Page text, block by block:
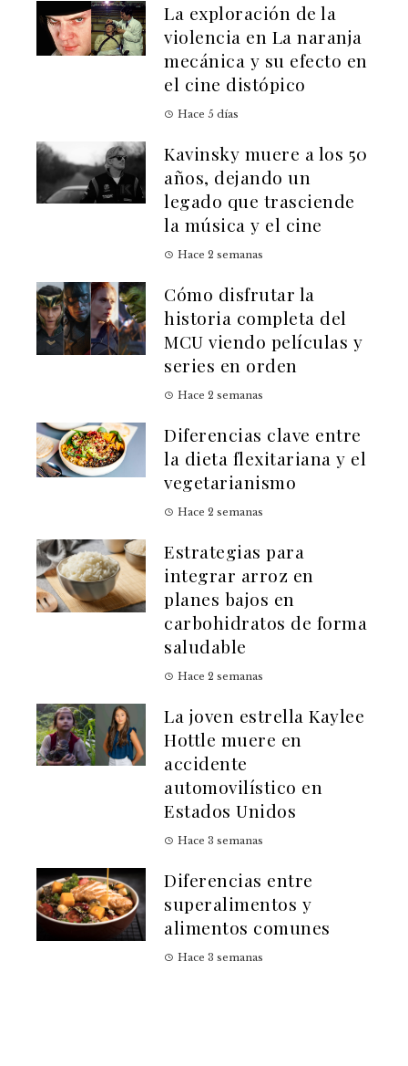
La exploración de la
violencia en La naranja
mecánica y su efecto en
el cine distópico
Hace 5 días
Kavinsky muere a los 50
años, dejando un
legado que trasciende
la música y el cine
Hace 2 semanas
Cómo disfrutar la
historia completa del
MCU viendo películas y
series en orden
Hace 2 semanas
Diferencias clave entre
la dieta flexitariana y el
vegetarianismo
Hace 2 semanas
Estrategias para
integrar arroz en
planes bajos en
carbohidratos de forma
saludable
Hace 2 semanas
La joven estrella Kaylee
Hottle muere en
accidente
automovilístico en
Estados Unidos
Hace 3 semanas
Diferencias entre
superalimentos y
alimentos comunes
Hace 3 semanas